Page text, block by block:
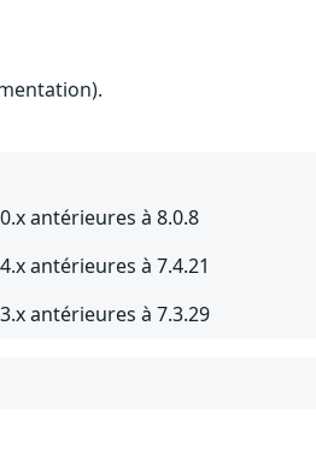
antérieures à 8.0.8
antérieures à 7.4.21
antérieures à 7.3.29